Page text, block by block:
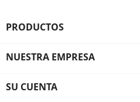
PRODUCTOS
NUESTRA EMPRESA
SU CUENTA